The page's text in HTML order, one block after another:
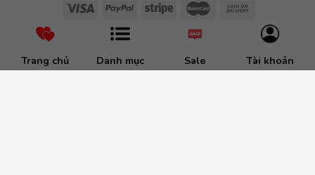
Trang chủ Danh mục Sale Tài khoản